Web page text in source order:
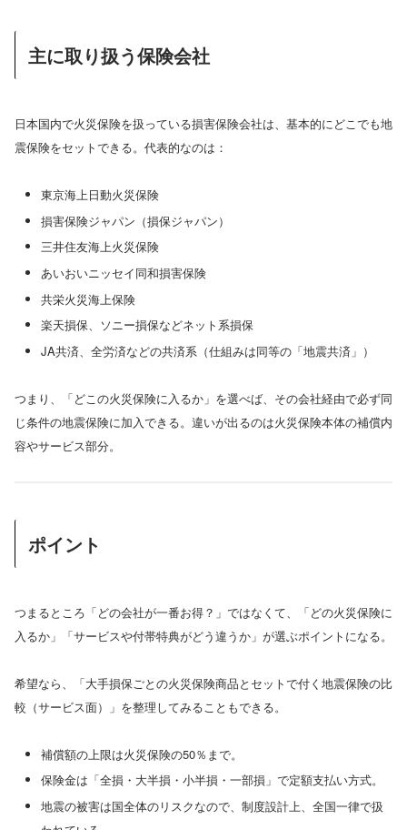
主に取り扱う保険会社
日本国内で火災保険を扱っている損害保険会社は、基本的にどこでも地
震保険をセットできる。代表的なのは：
東京海上日動火災保険
損害保険ジャパン（損保ジャパン）
三井住友海上火災保険
あいおいニッセイ同和損害保険
共栄火災海上保険
楽天損保、ソニー損保などネット系損保
JA共済、全労済などの共済系（仕組みは同等の「地震共済」）
つまり、「どこの火災保険に入るか」を選べば、その会社経由で必ず同
じ条件の地震保険に加入できる。違いが出るのは火災保険本体の補償内
容やサービス部分。
ポイント
つまるところ「どの会社が一番お得？」ではなくて、「どの火災保険に
入るか」「サービスや付帯特典がどう違うか」が選ぶポイントになる。
希望なら、「大手損保ごとの火災保険商品とセットで付く地震保険の比
較（サービス面）」を整理してみることもできる。
補償額の上限は火災保険の50％まで。
保険金は「全損・大半損・小半損・一部損」で定額支払い方式。
地震の被害は国全体のリスクなので、制度設計上、全国一律で扱